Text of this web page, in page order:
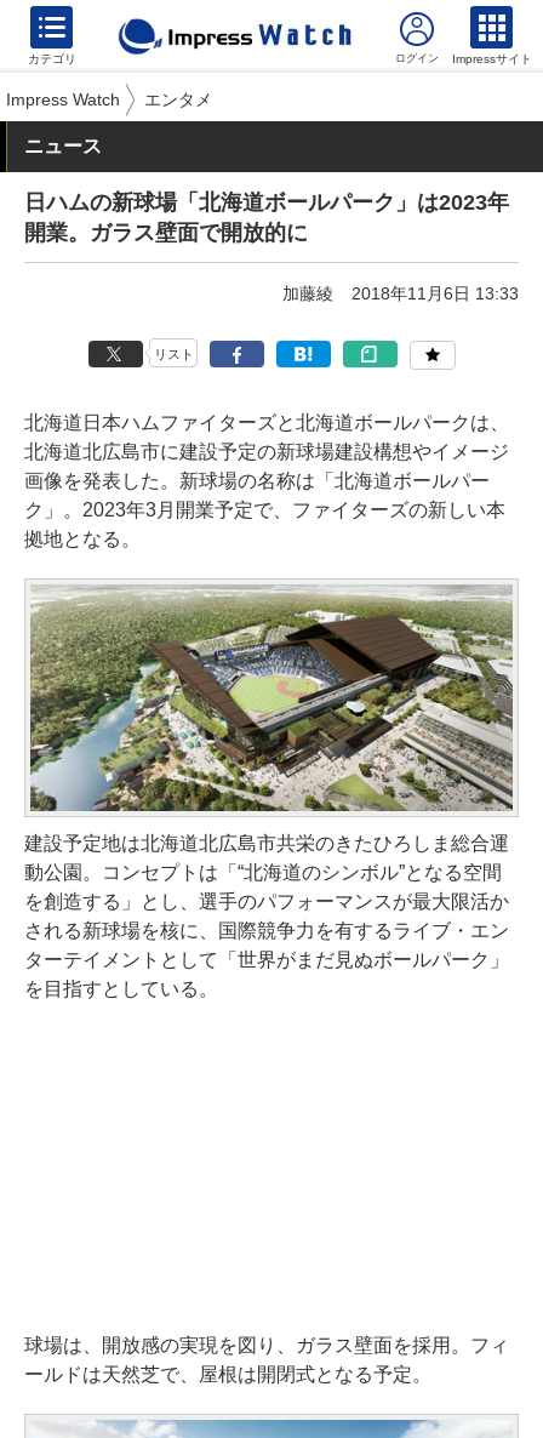
カテゴリ Impressサイト
Impress Watch エンタメ
ニュース
日ハムの新球場「北海道ボールパーク」は2023年
開業。ガラス壁面で開放的に
加藤綾 2018年11月6日 13:33
リスト
北海道日本ハムファイターズと北海道ボールパークは、
北海道北広島市に建設予定の新球場建設構想やイメージ
画像を発表した。新球場の名称は「北海道ボールパー
ク」。2023年3月開業予定で、ファイターズの新しい本
拠地となる。
建設予定地は北海道北広島市共栄のきたひろしま総合運
動公園。コンセプトは「“北海道のシンボル”となる空間
を創造する」とし、選手のパフォーマンスが最大限活か
される新球場を核に、国際競争力を有するライブ・エン
ターテイメントとして「世界がまだ見ぬボールパーク」
を目指すとしている。
球場は、開放感の実現を図り、ガラス壁面を採用。フィ
ールドは天然芝で、屋根は開閉式となる予定。